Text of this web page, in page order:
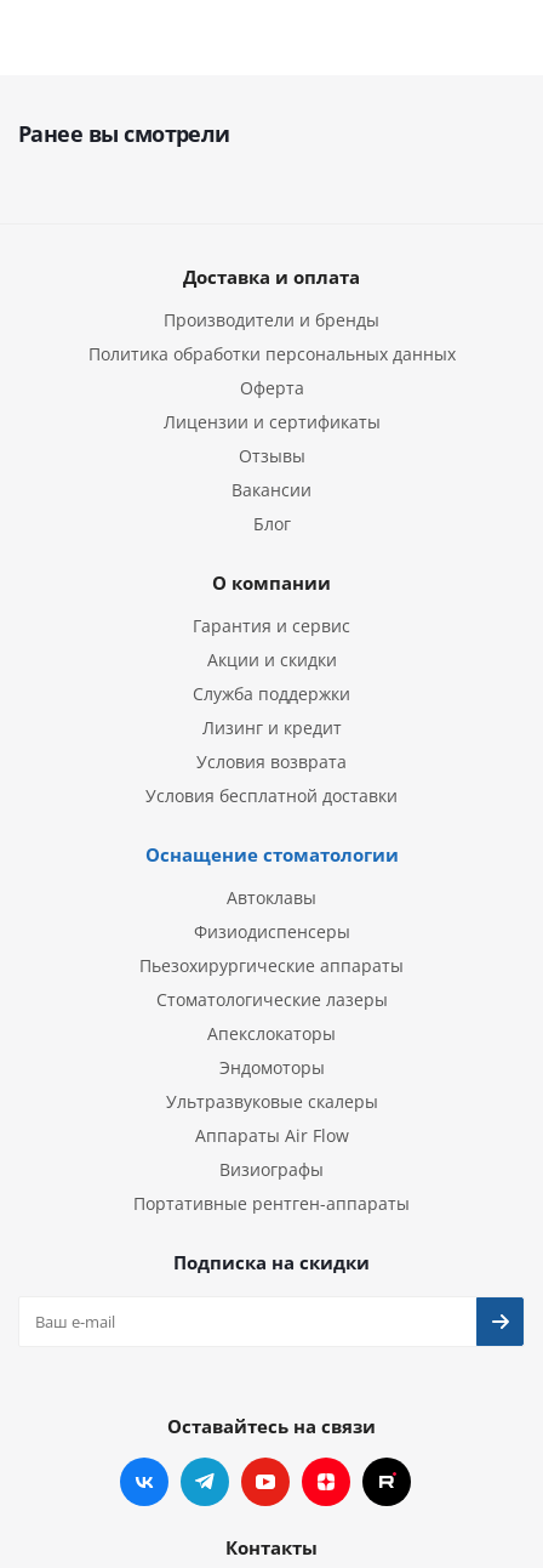
Ранее вы смотрели
Доставка и оплата
Производители и бренды
Политика обработки персональных данных
Оферта
Лицензии и сертификаты
Отзывы
Вакансии
Блог
О компании
Гарантия и сервис
Акции и скидки
Служба поддержки
Лизинг и кредит
Условия возврата
Условия бесплатной доставки
Оснащение стоматологии
Автоклавы
Физиодиспенсеры
Пьезохирургические аппараты
Стоматологические лазеры
Апекслокаторы
Эндомоторы
Ультразвуковые скалеры
Аппараты Air Flow
Визиографы
Портативные рентген-аппараты
Подписка на скидки
Оставайтесь на связи
Контакты